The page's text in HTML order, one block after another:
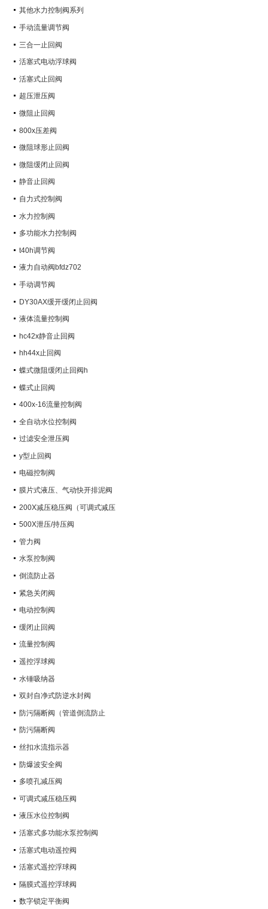
其他水力控制阀系列
手动流量调节阀
三合一止回阀
活塞式电动浮球阀
活塞式止回阀
超压泄压阀
微阻止回阀
800x压差阀
微阻球形止回阀
微阻缓闭止回阀
静音止回阀
自力式控制阀
水力控制阀
多功能水力控制阀
t40h调节阀
液力自动阀bfdz702
手动调节阀
DY30AX缓开缓闭止回阀
液体流量控制阀
hc42x静音止回阀
hh44x止回阀
蝶式微阻缓闭止回阀h
蝶式止回阀
400x-16流量控制阀
全自动水位控制阀
过滤安全泄压阀
y型止回阀
电磁控制阀
膜片式液压、气动快开排泥阀
200X减压稳压阀（可调式减压
阀）
500X泄压/持压阀
管力阀
水泵控制阀
倒流防止器
紧急关闭阀
电动控制阀
缓闭止回阀
流量控制阀
遥控浮球阀
水锤吸纳器
双封自净式防逆水封阀
防污隔断阀（管道倒流防止
防污隔断阀
丝扣水流指示器
防爆波安全阀
多喷孔减压阀
可调式减压稳压阀
液压水位控制阀
活塞式多功能水泵控制阀
活塞式电动遥控阀
活塞式遥控浮球阀
隔膜式遥控浮球阀
数字锁定平衡阀